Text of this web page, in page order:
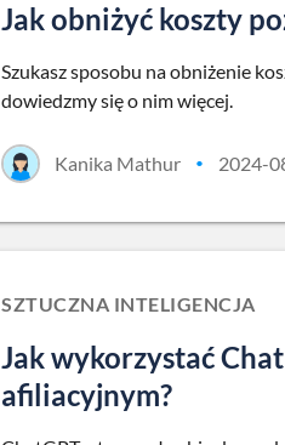
Jak obniżyć koszty
Szukasz sposobu na obniżenie
dowiedzmy się o nim więcej.
Kanika Mathur • 2024-
SZTUCZNA INTELIGENCJA
Jak wykorzystać
afiliacyjnym?